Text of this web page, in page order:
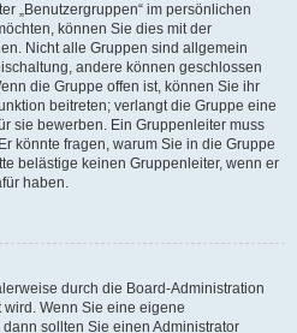
„Benutzergruppen“ im persönlichen
können Sie dies mit der
Nicht alle Gruppen sind allgemein
andere können geschlossen
die Gruppe offen ist, können Sie ihr
beitreten; verlangt die Gruppe eine
sie bewerben. Ein Gruppenleiter muss
könnte fragen, warum Sie in die Gruppe
belästige keinen Gruppenleiter, wenn er
haben.
durch die Board-Administration
Wenn Sie eine eigene
sollten Sie einen Administrator